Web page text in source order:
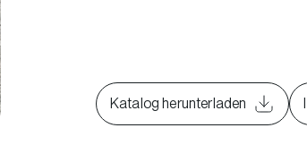
Katalog herunterladen